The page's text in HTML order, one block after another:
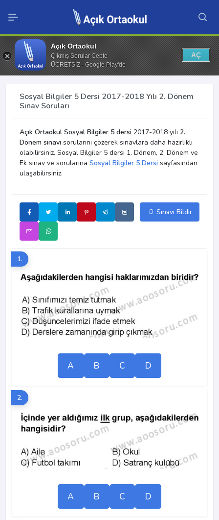
Açık Ortaokul
Çıkmış Sorular Cepte
ÜCRETSİZ - Google Play'de
AÇ
Sosyal Bilgiler 5 Dersi 2017-2018 Yılı 2. Dönem
Sınav Soruları
Açık Ortaokul Sosyal Bilgiler 5 dersi 2017-2018 yılı 2.
Dönem sınavı sorularını çözerek sınavlara daha hazırlıklı
olabilirsiniz. Sosyal Bilgiler 5 dersi 1. Dönem, 2. Dönem ve
Ek sınav ve sorularına Sosyal Bilgiler 5 Dersi sayfasından
ulaşabilirsiniz.
Sınavı Bildir
1.
A B C D
2.
A B C D